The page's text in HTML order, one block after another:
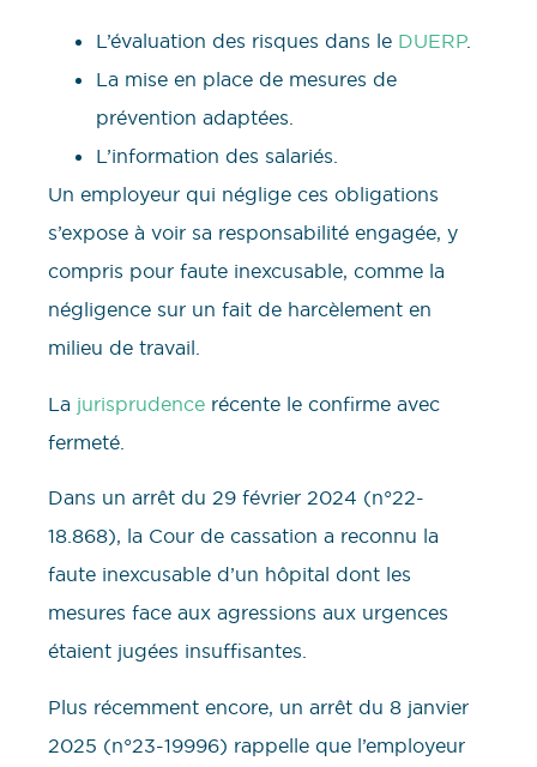
L’évaluation des risques dans le DUERP.
La mise en place de mesures de
prévention adaptées.
L’information des salariés.
Un employeur qui néglige ces obligations
s’expose à voir sa responsabilité engagée, y
compris pour faute inexcusable, comme la
négligence sur un fait de harcèlement en
milieu de travail.
La jurisprudence récente le confirme avec
fermeté.
Dans un arrêt du 29 février 2024 (n°22-
18.868), la Cour de cassation a reconnu la
faute inexcusable d’un hôpital dont les
mesures face aux agressions aux urgences
étaient jugées insuffisantes.
Plus récemment encore, un arrêt du 8 janvier
2025 (n°23-19996) rappelle que l’employeur